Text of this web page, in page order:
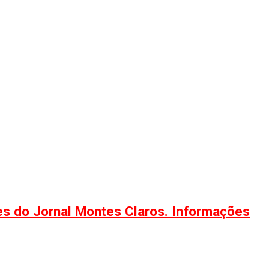
do Jornal Montes Claros. Informações